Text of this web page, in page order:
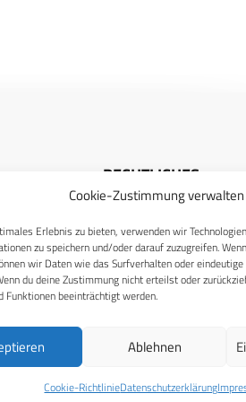
Cookie-Zustimmung verwalten
Erlebnis zu bieten, verwenden wir
zu speichern und/oder darauf zuzugreifen.
wir Daten wie das Surfverhalten oder
du deine Zustimmung nicht erteilst oder
Funktionen beeinträchtigt werden.
Ablehnen
Cookie-RichtlinieDatenschutzerklärung
RECHTLICHES
Cookie-Richtlinie (EU)
AGB
Compliance